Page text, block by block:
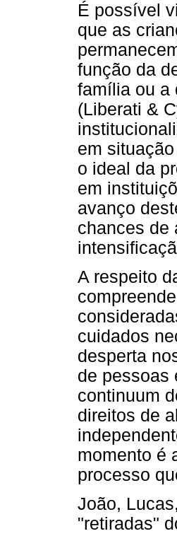
É possível
que as
função da
família ou a
(Liberati &
em
o ideal da
em
avanço
chances de
A respeito
cuidados
desperta
de pessoas
continuum
direitos de
momento é
processo
João,
"retiradas"